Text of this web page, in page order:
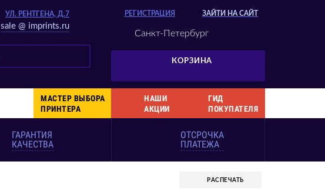
КОРЗИНА
РЕГИСТРАЦИЯ ЗАЙТИ НА САЙТ
Санкт-Петербург
УЛ. РЕНТГЕНА, Д.7
sale @ imprints.ru
НАШИ
АКЦИИ
ГИД
ПОКУПАТЕЛЯ
МАСТЕР ВЫБОРА
ПРИНТЕРА
ГАРАНТИЯ
КАЧЕСТВА
ОТСРОЧКА
ПЛАТЕЖА
РАСПЕЧАТЬ